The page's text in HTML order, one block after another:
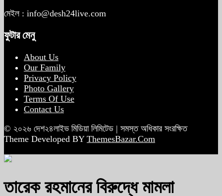
মেইল : info@desh24live.com
ফুটার মেনু
About Us
Our Family
Privacy Policy
Photo Gallery
Terms Of Use
Contact Us
© ২০২৬ দেশ২৪লাইভ মিডিয়া লিমিটেড | সমস্ত অধিকার সংরক্ষিত
Theme Developed BY ThemesBazar.Com
তারেক রহমানের বিরুদ্ধে মামলা